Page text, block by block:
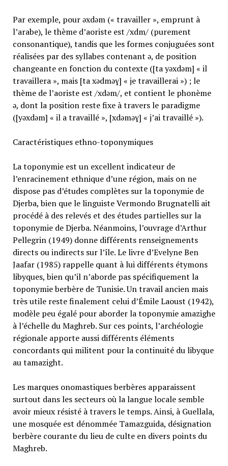
Par exemple, pour əxdəm (« travailler », emprunt à
l’arabe), le thème d’aoriste est /xdm/ (purement
consonantique), tandis que les formes conjuguées sont
réalisées par des syllabes contenant ə, de position
changeante en fonction du contexte ([ta yəxdəm] « il
travaillera », mais [ta xədməɣ] « je travaillerai ») ; le
thème de l’aoriste est /xdəm/, et contient le phonème
ə, dont la position reste fixe à travers le paradigme
([yəxdəm] « il a travaillé », [xdəməɣ] « j’ai travaillé »).
Caractéristiques ethno-toponymiques
La toponymie est un excellent indicateur de
l’enracinement ethnique d’une région, mais on ne
dispose pas d’études complètes sur la toponymie de
Djerba, bien que le linguiste Vermondo Brugnatelli ait
procédé à des relevés et des études partielles sur la
toponymie de Djerba. Néanmoins, l’ouvrage d’Arthur
Pellegrin (1949) donne différents renseignements
directs ou indirects sur l’île. Le livre d’Evelyne Ben
Jaafar (1985) rappelle quant à lui différents étymons
libyques, bien qu’il n’aborde pas spécifiquement la
toponymie berbère de Tunisie. Un travail ancien mais
très utile reste finalement celui d’Émile Laoust (1942),
modèle peu égalé pour aborder la toponymie amazighe
à l’échelle du Maghreb. Sur ces points, l’archéologie
régionale apporte aussi différents éléments
concordants qui militent pour la continuité du libyque
au tamazight.
Les marques onomastiques berbères apparaissent
surtout dans les secteurs où la langue locale semble
avoir mieux résisté à travers le temps. Ainsi, à Guellala,
une mosquée est dénommée Tamazguida, désignation
berbère courante du lieu de culte en divers points du
Maghreb.